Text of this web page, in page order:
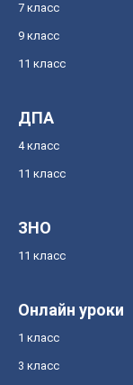
7 класс
9 класс
11 класс
ДПА
4 класс
11 класс
ЗНО
11 класс
Онлайн уроки
1 класс
3 класс